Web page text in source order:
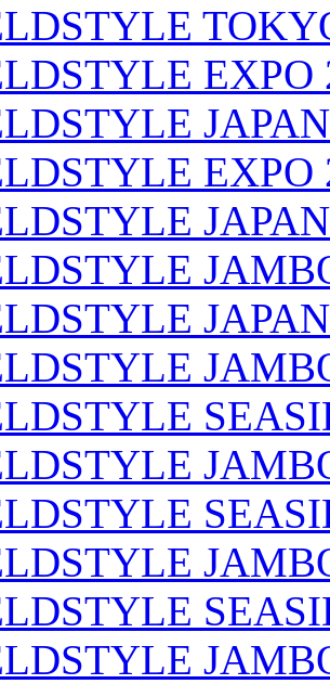
EXPO
EXPO